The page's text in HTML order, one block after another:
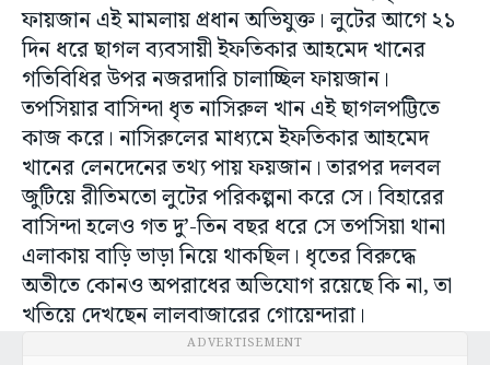
ফায়জান এই মামলায় প্রধান অভিযুক্ত। লুটের আগে ২১
দিন ধরে ছাগল ব্যবসায়ী ইফতিকার আহমেদ খানের
গতিবিধির উপর নজরদারি চালাচ্ছিল ফায়জান।
তপসিয়ার বাসিন্দা ধৃত নাসিরুল খান এই ছাগলপট্টিতে
কাজ করে। নাসিরুলের মাধ্যমে ইফতিকার আহমেদ
খানের লেনদেনের তথ্য পায় ফয়জান। তারপর দলবল
জুটিয়ে রীতিমতো লুটের পরিকল্পনা করে সে। বিহারের
বাসিন্দা হলেও গত দু’-তিন বছর ধরে সে তপসিয়া থানা
এলাকায় বাড়ি ভাড়া নিয়ে থাকছিল। ধৃতের বিরুদ্ধে
অতীতে কোনও অপরাধের অভিযোগ রয়েছে কি না, তা
খতিয়ে দেখছেন লালবাজারের গোয়েন্দারা।
ADVERTISEMENT